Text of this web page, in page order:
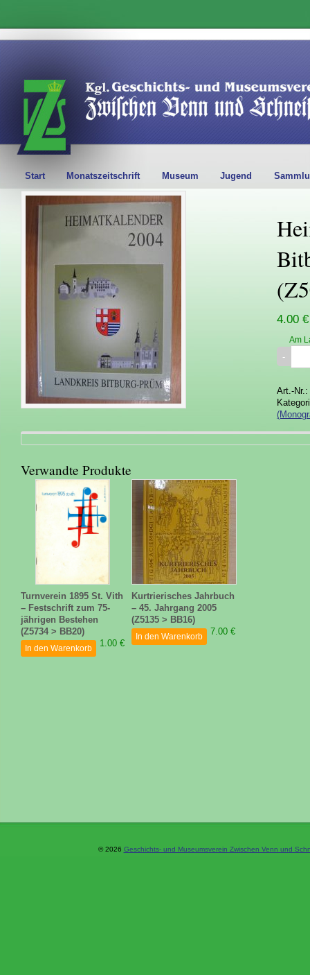
Start Monatszeitschrift Museum Jugend
4.00 €
Am
Art.-Nr.:
Verwandte Produkte
Turnverein 1895 St. Vith
– Festschrift zum 75-
jährigen Bestehen
(Z5734 > BB20)
1.00 €
In den Warenkorb
Kurtrierisches Jahrbuch
– 45. Jahrgang 2005
(Z5135 > BB16)
7.00 €
In den Warenkorb
© 2026 Geschichts- und Museumsverein Zwischen Venn und